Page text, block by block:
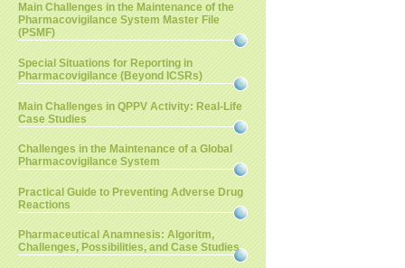
Main Challenges in the Maintenance of the
Pharmacovigilance System Master File
(PSMF)
Special Situations for Reporting in
Pharmacovigilance (Beyond ICSRs)
Main Challenges in QPPV Activity: Real-Life
Case Studies
Challenges in the Maintenance of a Global
Pharmacovigilance System
Practical Guide to Preventing Adverse Drug
Reactions
Pharmaceutical Anamnesis: Algoritm,
Challenges, Possibilities, and Case Studies